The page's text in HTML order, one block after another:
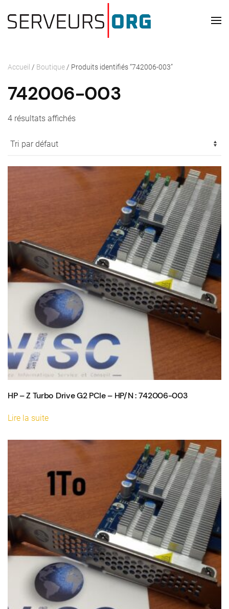
Passer au contenu principal
Accueil / Boutique / Produits identifiés “742006-003”
742006-003
4 résultats affichés
HP – Z Turbo Drive G2 PCIe – HP/N : 742006-003
Lire la suite